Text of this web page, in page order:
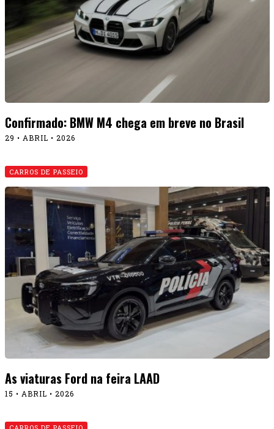
Confirmado: BMW M4 chega em breve no Brasil
29 • ABRIL • 2026
CARROS DE PASSEIO
As viaturas Ford na feira LAAD
15 • ABRIL • 2026